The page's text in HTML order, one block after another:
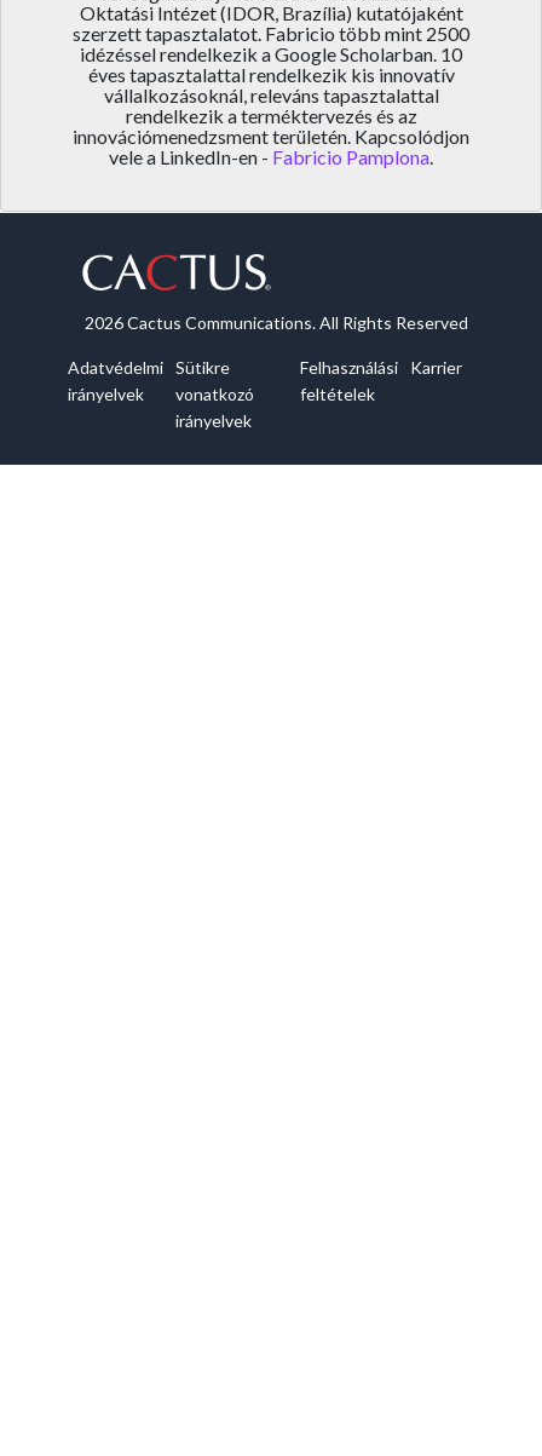
Oktatási Intézet (IDOR, Brazília) kutatójaként
szerzett tapasztalatot. Fabricio több mint 2500
idézéssel rendelkezik a Google Scholarban. 10
éves tapasztalattal rendelkezik kis innovatív
vállalkozásoknál, releváns tapasztalattal
rendelkezik a terméktervezés és az
innovációmenedzsment területén. Kapcsolódjon
vele a LinkedIn-en - Fabricio Pamplona.
2026 Cactus Communications. All Rights Reserved
Adatvédelmi
irányelvek
Sütikre
vonatkozó
irányelvek
Felhasználási
feltételek
Karrier